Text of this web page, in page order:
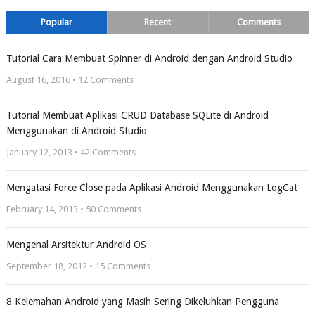
Popular Recent Comments
Tutorial Cara Membuat Spinner di Android dengan Android Studio
August 16, 2016 • 12Comments
Tutorial Membuat Aplikasi CRUD Database SQLite di Android
Menggunakan di Android Studio
January 12, 2013 • 42Comments
Mengatasi Force Close pada Aplikasi Android Menggunakan LogCat
February 14, 2013 • 50Comments
Mengenal Arsitektur Android OS
September 18, 2012 • 15Comments
8 Kelemahan Android yang Masih Sering Dikeluhkan Pengguna